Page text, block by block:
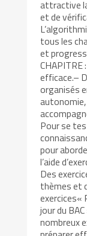
attractive
et de
tous les
et
efficace.–
organisés
autonomie,
Pour se
pour
l’aide
Des
thèmes et
exercices«
jour du
nombreux